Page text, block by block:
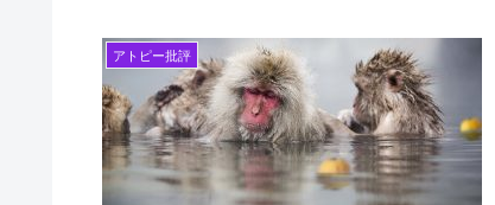
アトピー批評